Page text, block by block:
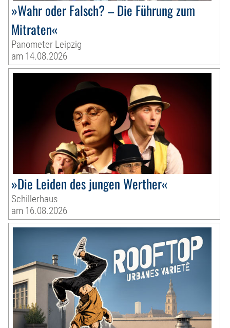
»Wahr oder Falsch? – Die Führung zum
Mitraten«
Panometer Leipzig
am 14.08.2026
»Die Leiden des jungen Werther«
Schillerhaus
am 16.08.2026